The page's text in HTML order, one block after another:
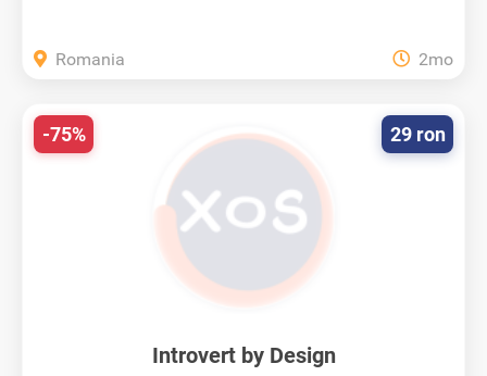
Romania 2mo
Introvert by Design
29 ron
-75%